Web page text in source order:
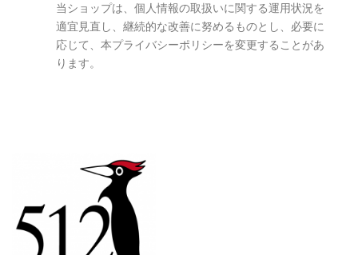
当ショップは、個人情報の取扱いに関する運用状況を
適宜見直し、継続的な改善に努めるものとし、必要に
応じて、本プライバシーポリシーを変更することがあ
ります。